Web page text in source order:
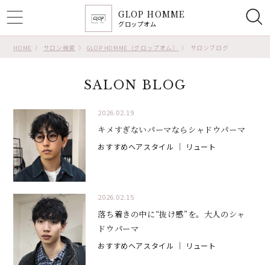
HOME サロン検索 GLOP HOMME（グロップオム） サロンブログ
GLOP HOMME
グロップオム
SALON BLOG
2026.02.19
キメすぎないパーマならシャドウパーマ
おすすめヘアスタイル ｜ リュート
2026.02.15
落ち着きの中に“抜け感”を。大人のシャ
ドウパーマ
おすすめヘアスタイル ｜ リュート